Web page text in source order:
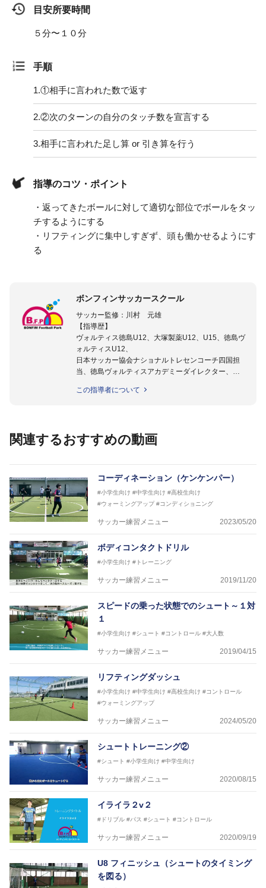
目安所要時間
５分〜１０分
手順
1.①相手に言われた数で返す
2.②次のターンの自分のタッチ数を宣言する
3.相手に言われた足し算 or 引き算を行う
指導のコツ・ポイント
・返ってきたボールに対して適切な部位でボールをタッ
チするようにする
・リフティングに集中しすぎず、頭も働かせるようにす
る
ボンフィンサッカースクール
サッカー監修：川村 元雄
【指導歴】
ヴォルティス徳島U12、大塚製薬U12、U15、徳島ヴ
ォルティスU12、
日本サッカー協会ナショナルトレセンコーチ四国担
当、徳島ヴォルティスアカデミーダイレクター、
日本サッカー協会公認B級養成講習会インストラクタ
協会公認キッズリーダーチーフインストラクター
FリーグU23選抜監督、ミャンマー女子フットサル代
表監督
日本サッカー協会フットサルインストラクター、AFC
（アジアサッカー連盟）フットサルインストラクター
JFA公認A級コーチジェネラルライセンス・JFA公認フ
ットサルB級コーチライセンス
横山 哲久
【指導歴】
【資格】
日本サッカー協会公認B級ライセンス・日本サッカー
協会公認フットサルB級ライセンス
※全コーチボンフィンサッカースクール所属
この指導者について
関連するおすすめの動画
コーディネーション（ケンケンパー）
#小学生向け #中学生向け #高校生向け
#ウォーミングアップ #コンディショニング
サッカー練習メニュー 2023/05/20
ボディコンタクトドリル
#小学生向け #トレーニング
サッカー練習メニュー 2019/11/20
スピードの乗った状態でのシュート～１対
１
#小学生向け #シュート #コントロール #大人数
サッカー練習メニュー 2019/04/15
リフティングダッシュ
#小学生向け #中学生向け #高校生向け #コントロール
#ウォーミングアップ
サッカー練習メニュー 2024/05/20
シュートトレーニング②
#シュート #小学生向け #中学生向け
サッカー練習メニュー 2020/08/15
イライラ２v２
#ドリブル #パス #シュート #コントロール
サッカー練習メニュー 2020/09/19
U8 フィニッシュ（シュートのタイミング
を図る）